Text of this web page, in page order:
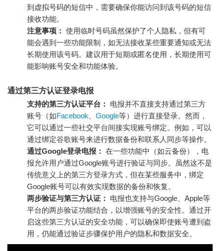
到虚拟号码的短信中，需要确保你能访问到该号码的短信
接收功能。
注意事项： 使用临时号码虽然保护了个人隐私，但有可
能会遇到一些功能限制，如无法接收某些重要通知或无法
长期使用该号码。建议用于短期或匿名使用，长期使用可
能影响账号安全和功能体验。
通过第三方认证登录电报
支持的第三方认证平台：
电报并不直接支持通过第三方
账号（如Facebook Google等）进行直接登录。然而，
它可以通过一些社交平台间接实现账号绑定。例如，可以
通过绑定谷歌账号来进行数据备份和联系人同步等操作。
通过Google登录电报： 在一些功能中（如云备份），电
报允许用户通过Google账号进行验证与同步。虽然这不是
传统意义上的第三方登录方式，但在某些服务中，绑定
Google账号可以有效实现数据的备份和恢复。
两步验证与第三方认证：
电报也支持与Google、Apple等
平台的两步验证功能结合，以增强账号的安全性。通过开
启这些第三方认证的安全功能，可以确保即使账号遭到盗
用，仍能通过验证步骤保护用户的隐私和数据安全。